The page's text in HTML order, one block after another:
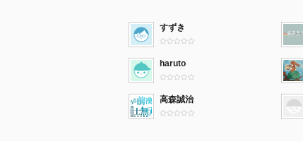
すずき
haruto
高森誠治